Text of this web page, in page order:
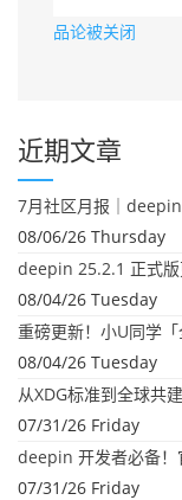
品论被关闭
近期文章
7月社区月报｜
08/06/26 Thursday
deepin 25.2.1 正式版
08/04/26 Tuesday
08/04/26 Tuesday
从XDG标准到全球共
07/31/26 Friday
deepin 开发者必备
07/31/26 Friday